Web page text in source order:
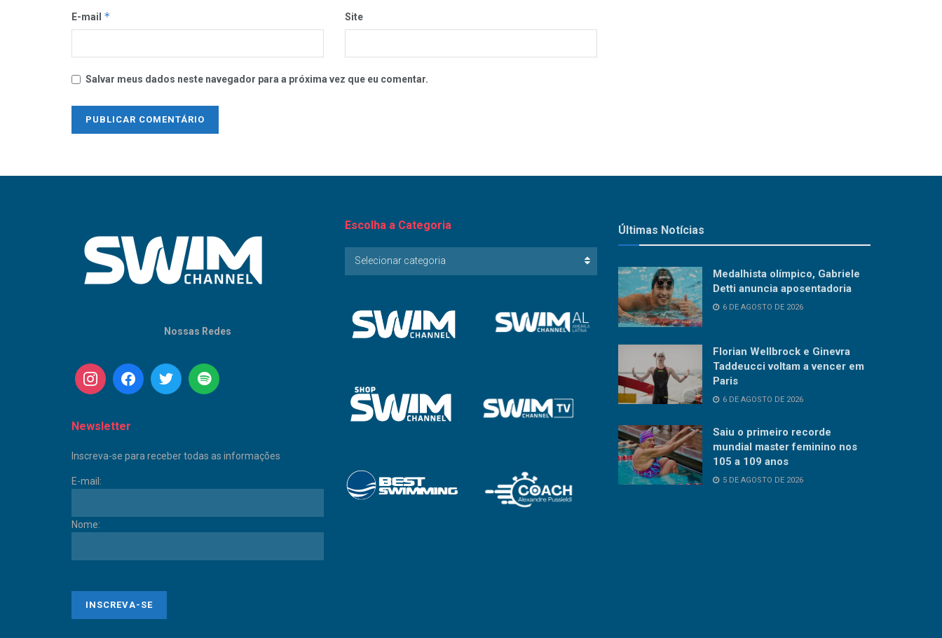
E-mail * Site
Salvar meus dados neste navegador para a próxima vez que eu comentar.
Nossas Redes
Newsletter
Inscreva-se para receber todas as informações
E-mail:
Nome:
Escolha a Categoria
Escolha
Selecionar categoria
Últimas Notícias
Medalhista olímpico, Gabriele
Detti anuncia aposentadoria
6 DE AGOSTO DE 2026
Florian Wellbrock e Ginevra
Taddeucci voltam a vencer em
Paris
6 DE AGOSTO DE 2026
Saiu o primeiro recorde
mundial master feminino nos
105 a 109 anos
5 DE AGOSTO DE 2026